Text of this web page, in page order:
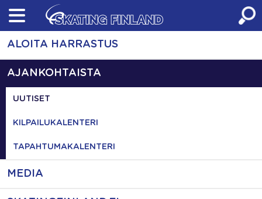
Skip
content
ALOITA HARRASTUS
AJANKOHTAISTA
UUTISET
KILPAILUKALENTERI
TAPAHTUMAKALENTERI
MEDIA